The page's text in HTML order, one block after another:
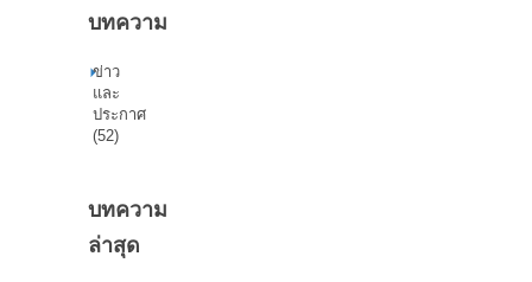
บทความ
ข่าว
และ
ประกาศ
(52)
บทความ
ล่าสุด